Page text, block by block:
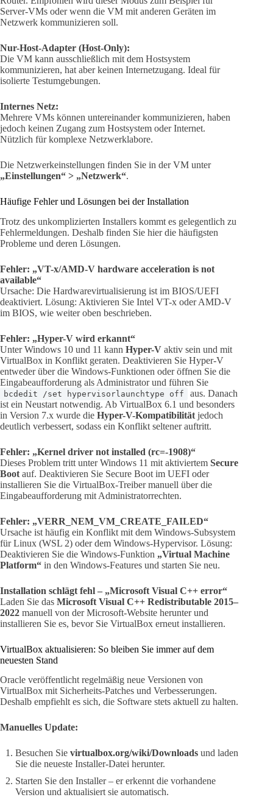
Server-VMs oder wenn die VM mit anderen Geräten im
Netzwerk kommunizieren soll.
Nur-Host-Adapter (Host-Only):
Die VM kann ausschließlich mit dem Hostsystem
kommunizieren, hat aber keinen Internetzugang. Ideal für
isolierte Testumgebungen.
Internes Netz:
Mehrere VMs können untereinander kommunizieren, haben
jedoch keinen Zugang zum Hostsystem oder Internet.
Nützlich für komplexe Netzwerklabore.
Die Netzwerkeinstellungen finden Sie in der VM unter
„Einstellungen“ > „Netzwerk“.
Häufige Fehler und Lösungen bei der Installation
Trotz des unkomplizierten Installers kommt es gelegentlich zu
Fehlermeldungen. Deshalb finden Sie hier die häufigsten
Probleme und deren Lösungen.
Fehler: „VT-x/AMD-V hardware acceleration is not
available“
Ursache: Die Hardwarevirtualisierung ist im BIOS/UEFI
deaktiviert. Lösung: Aktivieren Sie Intel VT-x oder AMD-V
im BIOS, wie weiter oben beschrieben.
Fehler: „Hyper-V wird erkannt“
Unter Windows 10 und 11 kann Hyper-V aktiv sein und mit
VirtualBox in Konflikt geraten. Deaktivieren Sie Hyper-V
entweder über die Windows-Funktionen oder öffnen Sie die
Eingabeaufforderung als Administrator und führen Sie
bcdedit /set hypervisorlaunchtype off
aus. Danach
ist ein Neustart notwendig. Ab VirtualBox 6.1 und besonders
in Version 7.x wurde die Hyper-V-Kompatibilität jedoch
deutlich verbessert, sodass ein Konflikt seltener auftritt.
Fehler: „Kernel driver not installed (rc=-1908)“
Dieses Problem tritt unter Windows 11 mit aktiviertem Secure
Boot auf. Deaktivieren Sie Secure Boot im UEFI oder
installieren Sie die VirtualBox-Treiber manuell über die
Eingabeaufforderung mit Administratorrechten.
Fehler: „VERR_NEM_VM_CREATE_FAILED“
Ursache ist häufig ein Konflikt mit dem Windows-Subsystem
für Linux (WSL 2) oder dem Windows-Hypervisor. Lösung:
Deaktivieren Sie die Windows-Funktion „Virtual Machine
Platform“ in den Windows-Features und starten Sie neu.
Installation schlägt fehl – „Microsoft Visual C++ error“
Laden Sie das Microsoft Visual C++ Redistributable 2015–
2022 manuell von der Microsoft-Website herunter und
installieren Sie es, bevor Sie VirtualBox erneut installieren.
VirtualBox aktualisieren: So bleiben Sie immer auf dem
neuesten Stand
Oracle veröffentlicht regelmäßig neue Versionen von
VirtualBox mit Sicherheits-Patches und Verbesserungen.
Deshalb empfiehlt es sich, die Software stets aktuell zu halten.
Manuelles Update:
Besuchen Sie virtualbox.org/wiki/Downloads und laden
Sie die neueste Installer-Datei herunter.
Starten Sie den Installer – er erkennt die vorhandene
Version und aktualisiert sie automatisch.